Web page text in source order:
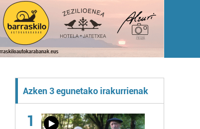
Azken 3 egunetako irakurrienak
1